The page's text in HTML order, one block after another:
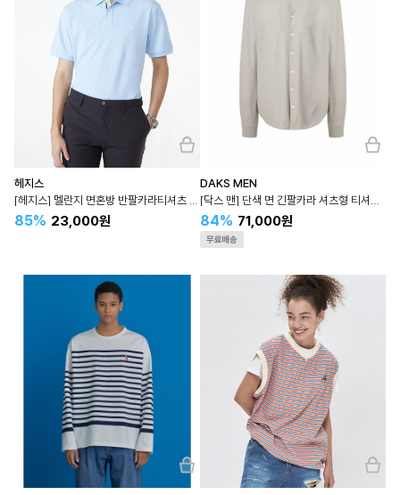
헤지스
[헤지스] 멜란지 면혼방 반팔카라티셔츠 WHTS3B401
85% 23,000원
DAKS MEN
[닥스 맨] 단색 면 긴팔카라 셔츠형 티셔츠 DMTS3B071
84% 71,000원